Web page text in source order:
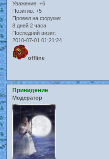
Уважение: +6
Позитив: +5
Провел на форуме:
8 дней 2 часа
Последний визит:
2010-07-01 01:21:24
offline
Привидение
Модератор